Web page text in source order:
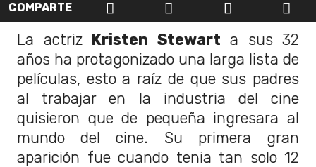
COMPARTE
La actrizKristen Stewart a sus 32
años ha protagonizado una larga lista de
películas, esto a raíz de que sus padres
al trabajar en la industria del cine
quisieron que de pequeña ingresara al
mundo del cine. Su primera gran
aparición fue cuando tenia tan solo 12